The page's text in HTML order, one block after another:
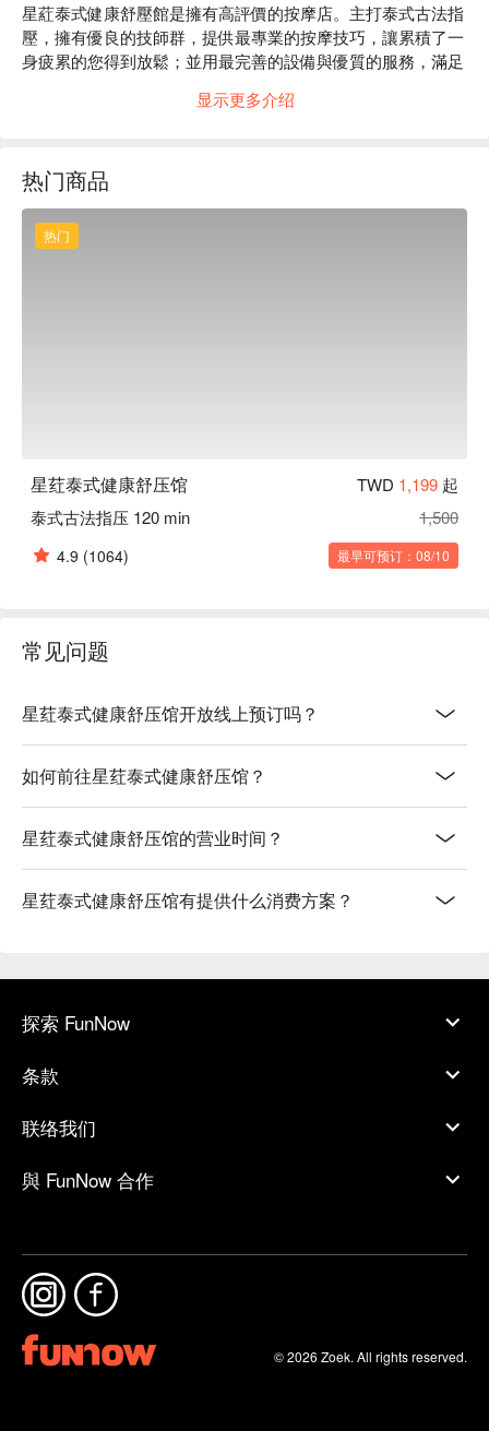
星葒泰式健康舒壓館是擁有高評價的按摩店。主打泰式古法指
壓，擁有優良的技師群，提供最專業的按摩技巧，讓累積了一
身疲累的您得到放鬆；並用最完善的設備與優質的服務，滿足
星葒泰式健康舒壓館評價：Google 4.7 星
併解放，在這裡能體驗到徹底舒活筋絡的感受！
星葒泰式健康舒壓館預約、星葒泰式健康舒壓館價格、星葒泰
式健康舒壓館優惠立刻查看⬇︎
显示更多介绍
热门商品
热门
星荭泰式健康舒压馆 TWD 1,199 起
泰式古法指压 120 min
1,500
4.9 (1064) 最早可预订：08/10
常见问题
星荭泰式健康舒压馆开放线上预订吗？
如何前往星荭泰式健康舒压馆？
星荭泰式健康舒压馆的营业时间？
星荭泰式健康舒压馆有提供什么消费方案？
探索 FunNow
条款
联络我们
與 FunNow 合作
© 2026 Zoek. All rights reserved.